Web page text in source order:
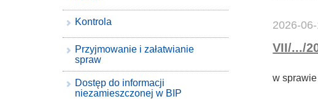
2026-
VII/.../
w
Kontrola
Przyjmowanie i załatwianie
spraw
Dostęp do informacji
niezamieszczonej w BIP